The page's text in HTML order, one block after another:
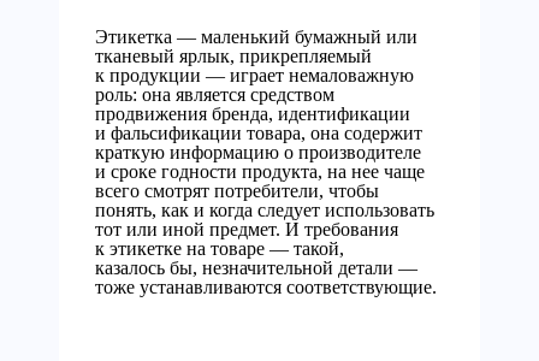
Этикетка — маленький бумажный или
тканевый ярлык, прикрепляемый
к продукции — играет немаловажную
роль: она является средством
продвижения бренда, идентификации
и фальсификации товара, она содержит
краткую информацию о производителе
и сроке годности продукта, на нее чаще
всего смотрят потребители, чтобы
понять, как и когда следует использовать
тот или иной предмет. И требования
к этикетке на товаре — такой,
казалось бы, незначительной детали —
тоже устанавливаются соответствующие.